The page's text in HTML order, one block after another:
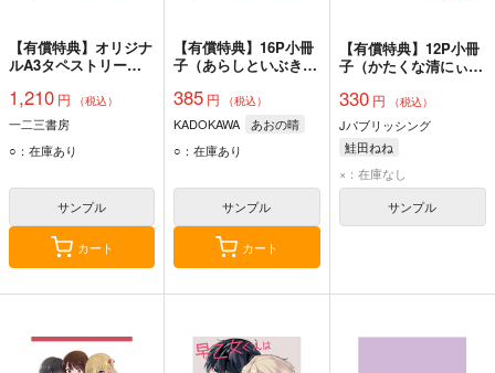
【有償特典】オリジナ
ルA3タペストリー
少女に勉強を教えるこ
とになりました 2）
1,210 円 （税込）
一二三書房
○：在庫あり
サンプル
カート
【有償特典】16P小冊
子（あらしといぶき
385 円 （税込）
KADOKAWA
あおの晴
○：在庫あり
サンプル
カート
【有償特典】12P小冊
子（かたくな清にぃの
330円 （税込）
Jパブリッシング
鮭田ねね
×：在庫なし
サンプル